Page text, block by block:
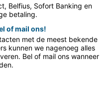
Belfius, Sofort Banking en
betaling.
of mail ons!
met de meest bekende
kunnen we nagenoeg alles
Bel of mail ons wanneer